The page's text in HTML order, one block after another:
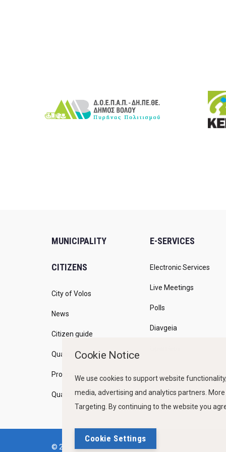
MUNICIPALITY
CITIZENS
City of Volos
News
Citizen guide
Quality of life
Programs
Quality Policy
E-SERVICES
Electronic Services
Live Meetings
Polls
Diavgeia
© 2019, City of Volos
Cookie Notice
We use cookies to support website
media, advertising and analytics partners.
Targeting. By continuing to the website you
Cookie Settings